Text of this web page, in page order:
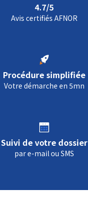
4.7/5
Avis certifiés AFNOR
Procédure simplifiée
Votre démarche en 5mn
Suivi de votre dossier
par e-mail ou SMS